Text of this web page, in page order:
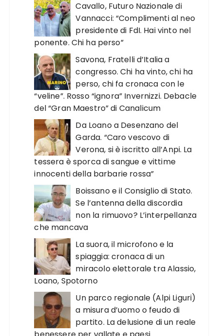
Cavallo, Futuro Nazionale di
Vannacci: “Complimenti al neo
presidente di FdI. Hai vinto nel
ponente. Chi ha perso”
Savona, Fratelli d’Italia a
congresso. Chi ha vinto, chi ha
perso, chi fa cronaca con le
“veline”. Rosso “ignora” Invernizzi. Debacle
del “Gran Maestro” di Canalicum
Da Loano a Desenzano del
Garda. “Caro vescovo di
Verona, si è iscritto all’Anpi. La
tessera è sporca di sangue e vittime
innocenti della barbarie rossa”
Boissano e il Consiglio di Stato.
Se l’antenna della discordia
non la rimuovo? L’interpellanza
che mancava
La suora, il microfono e la
spiaggia: cronaca di un
miracolo elettorale tra Alassio,
Loano, Spotorno
Un parco regionale (Alpi Liguri)
a misura d’uomo o feudo di
partito. La delusione di un reale